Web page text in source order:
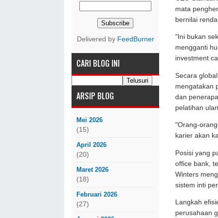
Delivered by FeedBurner
CARI BLOG INI
ARSIP BLOG
Mei 2026
(15)
April 2026
(20)
Maret 2026
(18)
Februari 2026
(27)
mata
bernilai
"Ini bukan
mengganti
investment
Secara
mengatakan
dan
pelatihan
"Orang-
karier akan
Posisi yang
office bank,
Winters
sistem inti
Langkah
perusahaan